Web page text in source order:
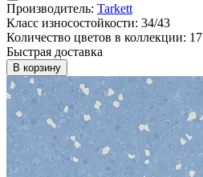
Производитель: Tarkett
Класс износостойкости: 34/43
Количество цветов в коллекции: 17
Быстрая доставка
В корзину